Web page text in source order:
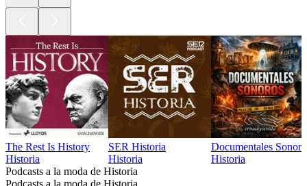
The Rest Is History
Historia
SER Historia
Historia
Documentales
Historia
Podcasts a la moda de Historia